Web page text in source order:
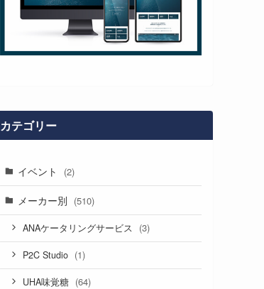
カテゴリー
イベント (2)
メーカー別 (510)
ANAケータリングサービス (3)
P2C Studio (1)
UHA味覚糖 (64)